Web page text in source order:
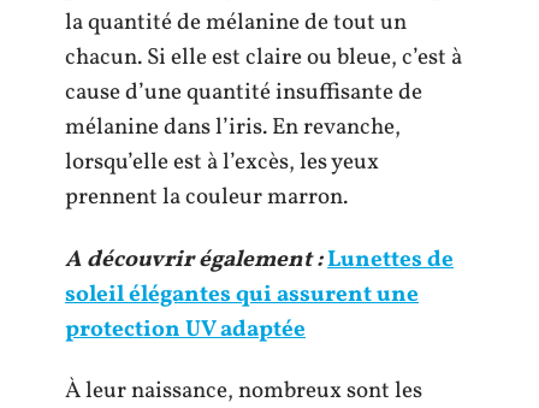
la quantité de mélanine de tout un
chacun. Si elle est claire ou bleue, c’est à
cause d’une quantité insuffisante de
mélanine dans l’iris. En revanche,
lorsqu’elle est à l’excès, les yeux
prennent la couleur marron.
A découvrir également :Lunettes de
soleil élégantes qui assurent une
protection UV adaptée
À leur naissance, nombreux sont les